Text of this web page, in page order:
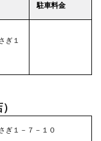
駐車料金
ぎ１
ぎ１－７－１０